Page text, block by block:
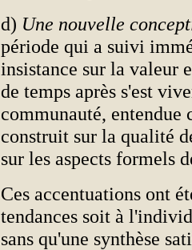
d) Une nouvelle
période qui a suivi
insistance sur la valeur
de temps après s'est
communauté,
construit sur la qualité
sur les aspects formels
Ces accentuations ont
tendances soit à
sans qu'une synthèse